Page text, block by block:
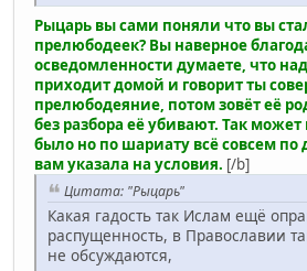
Рыцарь вы сами поняли что вы
прелюбодеек? Вы наверное
осведомленности думаете, что
приходит домой и говорит ты
прелюбодеяние, потом зовёт её
без разбора её убивают. Так
было но по шариату всё совсем по
вам указала на условия. [/b]
Цитата: "Рыцарь"
Какая гадость так Ислам ещё
распущенность, в Православии
не обсуждаются,